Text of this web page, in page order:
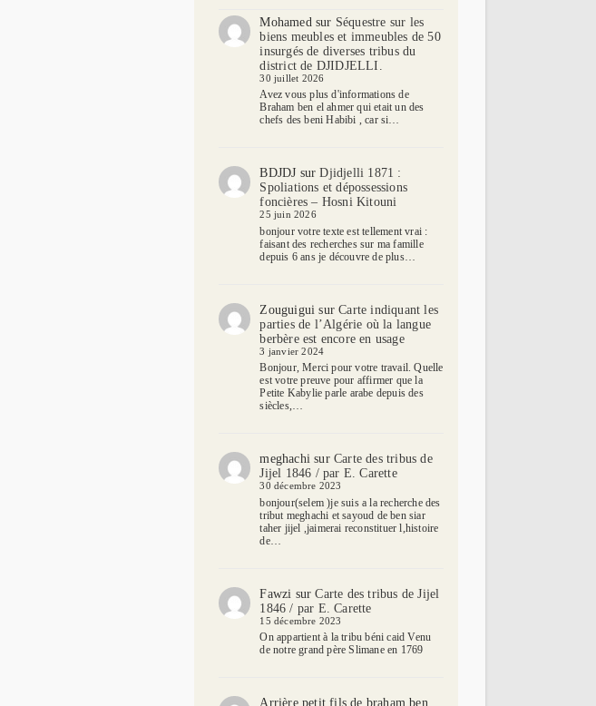
Mohamed sur Séquestre sur les
biens meubles et immeubles de 50
insurgés de diverses tribus du
district de DJIDJELLI.
30 juillet 2026
Avez vous plus d'informations de
Braham ben el ahmer qui etait un des
chefs des beni Habibi , car si…
BDJDJ surDjidjelli 1871 :
Spoliations et dépossessions
foncières – Hosni Kitouni
25 juin 2026
bonjour votre texte est tellement vrai :
faisant des recherches sur ma famille
depuis 6 ans je découvre de plus…
Zouguigui surCarte indiquant les
parties de l’Algérie où la langue
berbère est encore en usage
3 janvier 2024
Bonjour, Merci pour votre travail. Quelle
est votre preuve pour affirmer que la
Petite Kabylie parle arabe depuis des
siècles,…
meghachisur Carte des tribus de
Jijel 1846 / par E. Carette
30 décembre 2023
bonjour(selem )je suis a la recherche des
tribut meghachi et sayoud de ben siar
taher jijel ,jaimerai reconstituer l,histoire
de…
Fawzi surCarte des tribus de Jijel
1846 / par E. Carette
15 décembre 2023
On appartient à la tribu béni caid Venu
de notre grand père Slimane en 1769
Arrière petit fils de braham ben